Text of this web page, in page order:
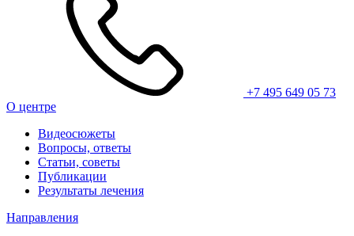
+7 495 649 05 73
О центре
Видеосюжеты
Вопросы, ответы
Статьи, советы
Публикации
Результаты лечения
Направления